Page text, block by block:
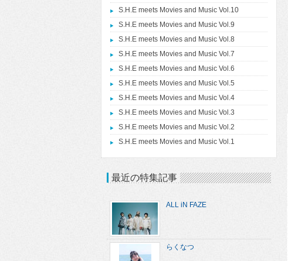
S.H.E meets Movies and Music Vol.10
S.H.E meets Movies and Music Vol.9
S.H.E meets Movies and Music Vol.8
S.H.E meets Movies and Music Vol.7
S.H.E meets Movies and Music Vol.6
S.H.E meets Movies and Music Vol.5
S.H.E meets Movies and Music Vol.4
S.H.E meets Movies and Music Vol.3
S.H.E meets Movies and Music Vol.2
S.H.E meets Movies and Music Vol.1
最近の特集記事
ALL iN FAZE
らくなつ